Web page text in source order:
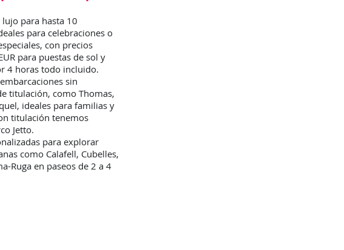
lujo para hasta 10
para celebraciones o
con precios
para puestas de sol y
4 horas todo incluido.
sin
titulación, como Thomas,
ideales para familias y
titulación tenemos
Jetto.
para explorar
como Calafell, Cubelles,
Ruga en paseos de 2 a 4